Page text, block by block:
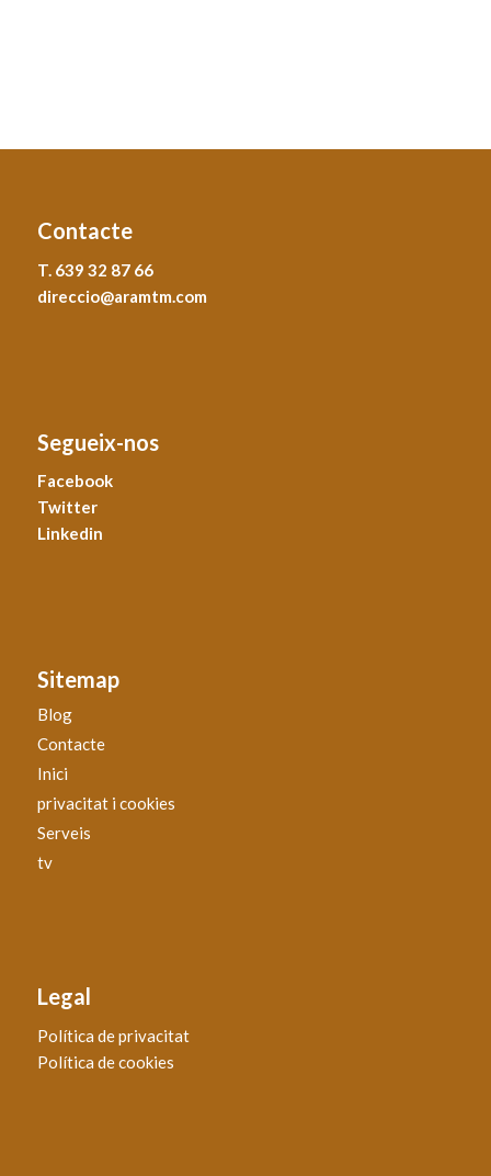
Contacte
T. 639 32 87 66
direccio@aramtm.com
Segueix-nos
Facebook
Twitter
Linkedin
Sitemap
Blog
Contacte
Inici
privacitat i cookies
Serveis
tv
Legal
Política de privacitat
Política de cookies